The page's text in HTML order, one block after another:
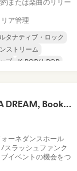
または楽曲のリリー
ア管理
タナティブ・ロック
ストリーム
プ
K-POP/J-POP
MAKE A DREAM, Booking&Management
ーネダンスホール
スラッシュ ファンク
イベントの機会をつ